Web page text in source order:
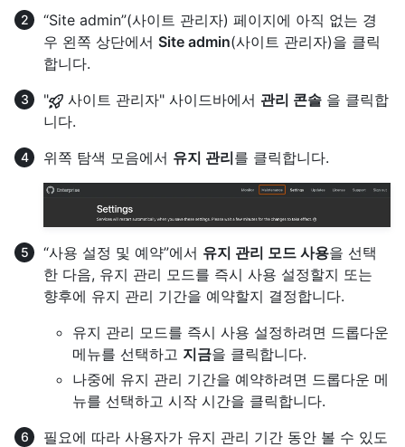
“Site admin”(사이트 관리자) 페이지에 아직 없는 경
우 왼쪽 상단에서 Site admin(사이트 관리자)을 클릭
합니다.
"
사이트 관리자" 사이드바에서 관리 콘솔 을 클릭합
니다.
위쪽 탐색 모음에서 유지 관리를 클릭합니다.
“사용 설정 및 예약”에서 유지 관리 모드 사용을 선택
한 다음, 유지 관리 모드를 즉시 사용 설정할지 또는
향후에 유지 관리 기간을 예약할지 결정합니다.
유지 관리 모드를 즉시 사용 설정하려면 드롭다운
메뉴를 선택하고 지금을 클릭합니다.
나중에 유지 관리 기간을 예약하려면 드롭다운 메
뉴를 선택하고 시작 시간을 클릭합니다.
필요에 따라 사용자가 유지 관리 기간 동안 볼 수 있도